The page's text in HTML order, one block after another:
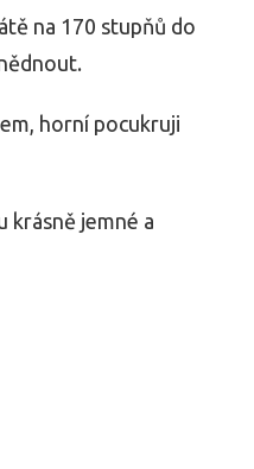
na 170 stupňů do
horní pocukruji
krásně jemné a